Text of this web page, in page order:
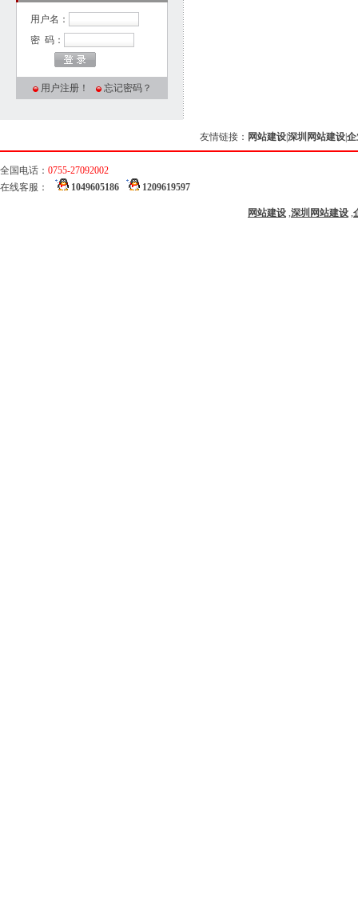
用户名：
密 码：
用户注册！ 忘记密码？
友情链接： 网站建设深圳网站建设
全国电话： 0755-27092002
在线客服：
1049605186 1209619597
网站建设 ,深圳网站建设 ,